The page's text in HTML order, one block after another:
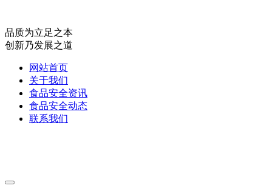
品质为立足之本
创新乃发展之道
网站首页
关于我们
食品安全资讯
食品安全动态
联系我们